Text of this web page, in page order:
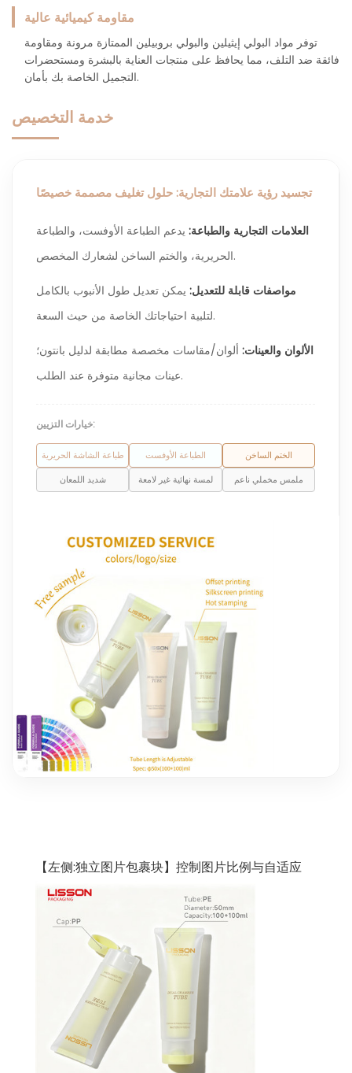
مقاومة كيميائية عالية
توفر مواد البولي إيثيلين والبولي بروبيلين الممتازة مرونة ومقاومة
فائقة ضد التلف، مما يحافظ على منتجات العناية بالبشرة ومستحضرات
التجميل الخاصة بك بأمان.
خدمة التخصيص
تجسيد رؤية علامتك التجارية: حلول تغليف مصممة خصيصًا
العلامات التجارية والطباعة: يدعم الطباعة الأوفست، والطباعة
الحريرية، والختم الساخن لشعارك المخصص.
مواصفات قابلة للتعديل: يمكن تعديل طول الأنبوب بالكامل
لتلبية احتياجاتك الخاصة من حيث السعة.
الألوان والعينات: ألوان/مقاسات مخصصة مطابقة لدليل بانتون؛
عينات مجانية متوفرة عند الطلب.
خيارات التزيين:
طباعة الشاشة الحريرية الطباعة الأوفست
الختم الساخن
شديد اللمعان
لمسة نهائية غير لامعة ملمس مخملي ناعم
【左侧:独立图片包裹块】控制图片比例与自适应